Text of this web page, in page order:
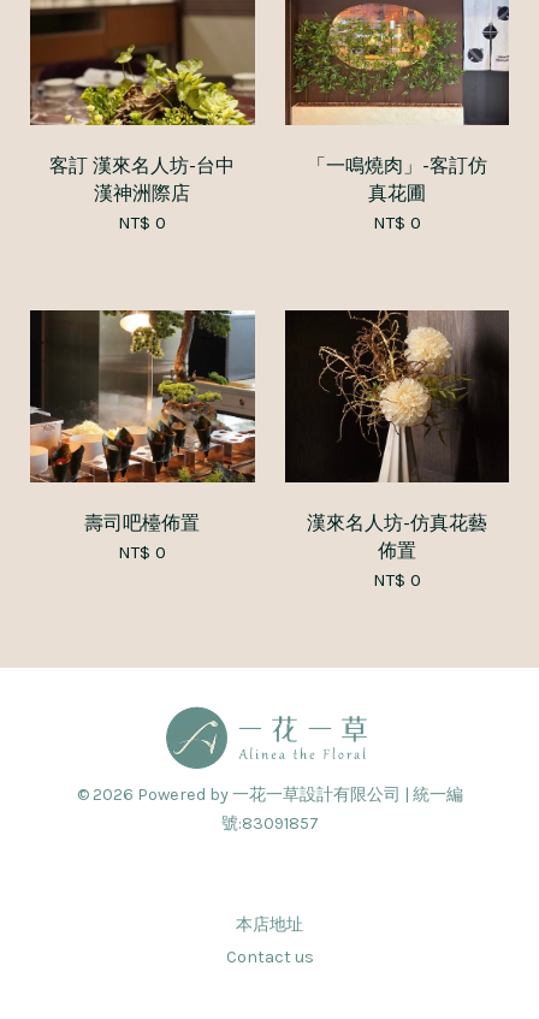
客訂 漢來名人坊-台中
漢神洲際店
NT$ 0
「一鳴燒肉」-客訂仿
真花圃
NT$ 0
壽司吧檯佈置
NT$ 0
漢來名人坊-仿真花藝
佈置
NT$ 0
© 2026 Powered by 一花一草設計有限公司 | 統一編
號:83091857
本店地址
Contact us